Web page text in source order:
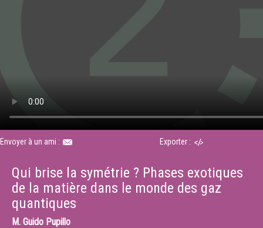
Envoyer à un ami : Exporter :
Qui brise la symétrie ? Phases exotiques
de la matière dans le monde des gaz
quantiques
M. Guido Pupillo